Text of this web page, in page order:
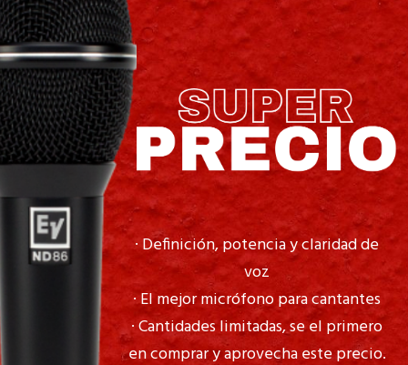
· Definición, potencia y claridad de
voz
· El mejor micrófono para cantantes
· Cantidades limitadas, se el primero
en comprar y aprovecha este precio.